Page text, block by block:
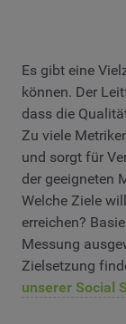
Es gibt eine
können. Der
dass die
Zu viele
und sorgt für
der geeigneten
Welche Ziele
erreichen?
Messung
Zielsetzung
unserer Social